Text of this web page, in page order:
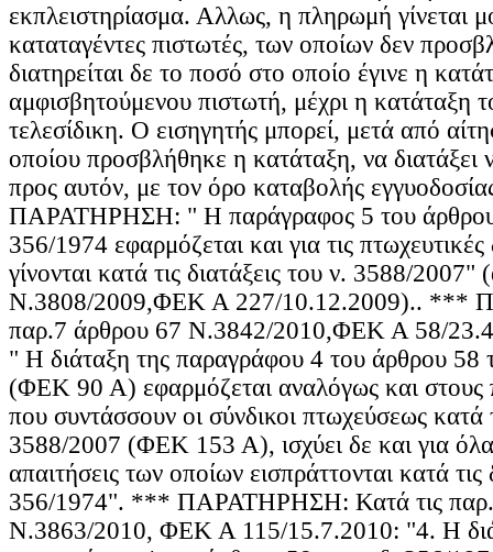
εκπλειστηρίασμα. Αλλως, η πληρωμή γίνεται
καταταγέντες πιστωτές, των οποίων δεν
διατηρείται δε το ποσό στο οποίο έγινε η
αμφισβητούμενου πιστωτή, μέχρι η κατάταξη
τελεσίδικη. Ο εισηγητής μπορεί, μετά από
οποίου προσβλήθηκε η κατάταξη, να διατάξει
προς αυτόν, με τον όρο καταβολής
ΠΑΡΑΤΗΡΗΣΗ: " Η παράγραφος 5 του
356/1974 εφαρμόζεται και για τις
γίνονται κατά τις διατάξεις του ν. 3588/
Ν.3808/2009,ΦΕΚ Α 227/10.12.2009).. ***
παρ.7 άρθρου 67 Ν.3842/2010,ΦΕΚ Α 58/
" Η διάταξη της παραγράφου 4 του άρθρου 58
(ΦΕΚ 90 Α) εφαρμόζεται αναλόγως και στους
που συντάσσουν οι σύνδικοι πτωχεύσεως κατά
3588/2007 (ΦΕΚ 153 Α), ισχύει δε και για
απαιτήσεις των οποίων εισπράττονται κατά τις
356/1974". *** ΠΑΡΑΤΗΡΗΣΗ: Κατά τις
Ν.3863/2010, ΦΕΚ Α 115/15.7.2010: "4. Η